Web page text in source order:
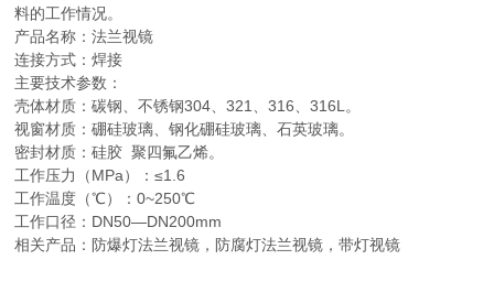
料的工作情况。
产品名称：法兰视镜
连接方式：焊接
主要技术参数：
壳体材质：碳钢、不锈钢304、321、316、316L。
视窗材质：硼硅玻璃、钢化硼硅玻璃、石英玻璃。
密封材质：硅胶 聚四氟乙烯。
工作压力（MPa）：≤1.6
工作温度（℃）：0~250℃
工作口径：DN50—DN200mm
相关产品：防爆灯法兰视镜，防腐灯法兰视镜，带灯视镜